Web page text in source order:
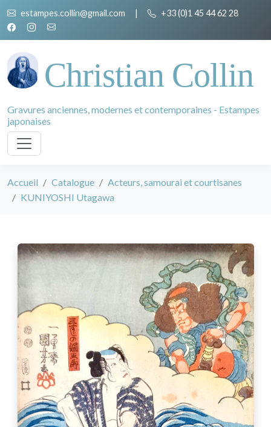
estampes.collin@gmail.com | +33 (0)1 45 44 62 28
Christian Collin
Gravures anciennes, modernes et contemporaines - Estampes
japonaises
Accueil Catalogue
Acteurs, samourai et courtisanes
KUNIYOSHI Utagawa